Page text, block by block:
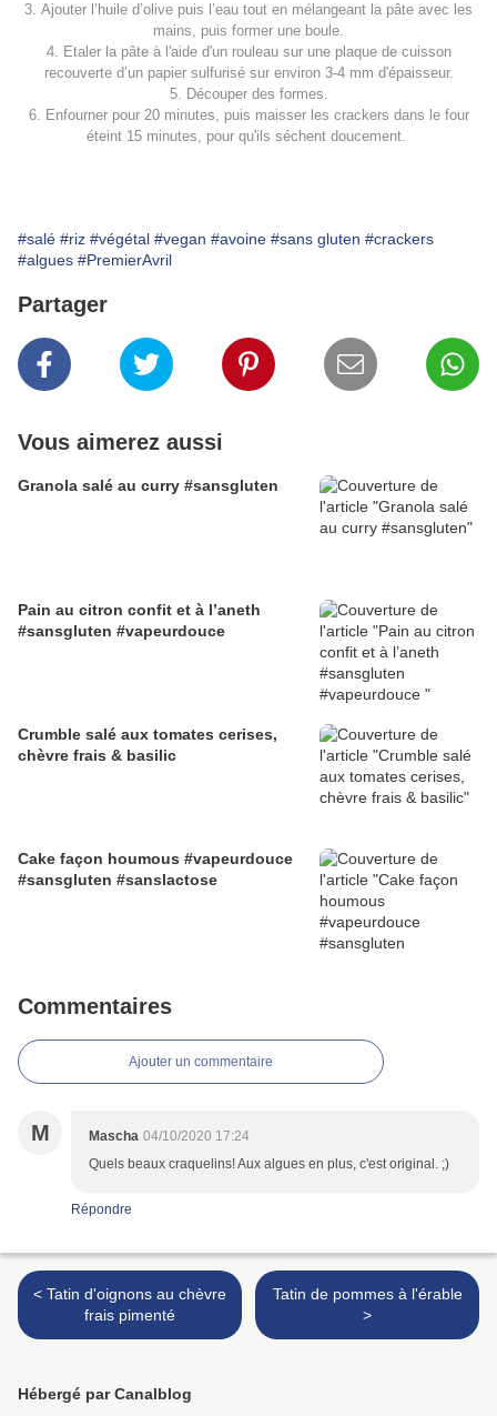
3. Ajouter l’huile d’olive puis l’eau tout en mélangeant la pâte avec les
mains, puis former une boule.
4. Etaler la pâte à l'aide d'un rouleau sur une plaque de cuisson
recouverte d’un papier sulfurisé sur environ 3-4 mm d'épaisseur.
5. Découper des formes.
6. Enfourner pour 20 minutes, puis maisser les crackers dans le four
éteint 15 minutes, pour qu'ils séchent doucement.
#salé #riz #végétal #vegan #avoine #sans gluten #crackers
#algues #PremierAvril
Partager
Vous aimerez aussi
Granola salé au curry #sansgluten
Pain au citron confit et à l’aneth
#sansgluten #vapeurdouce
Crumble salé aux tomates cerises,
chèvre frais & basilic
Cake façon houmous #vapeurdouce
#sansgluten #sanslactose
Commentaires
Ajouter un commentaire
M Mascha 04/10/2020 17:24
Quels beaux craquelins! Aux algues en plus, c'est original. ;)
Répondre
< Tatin d'oignons au chèvre
frais pimenté
Tatin de pommes à l'érable
>
Hébergé par Canalblog